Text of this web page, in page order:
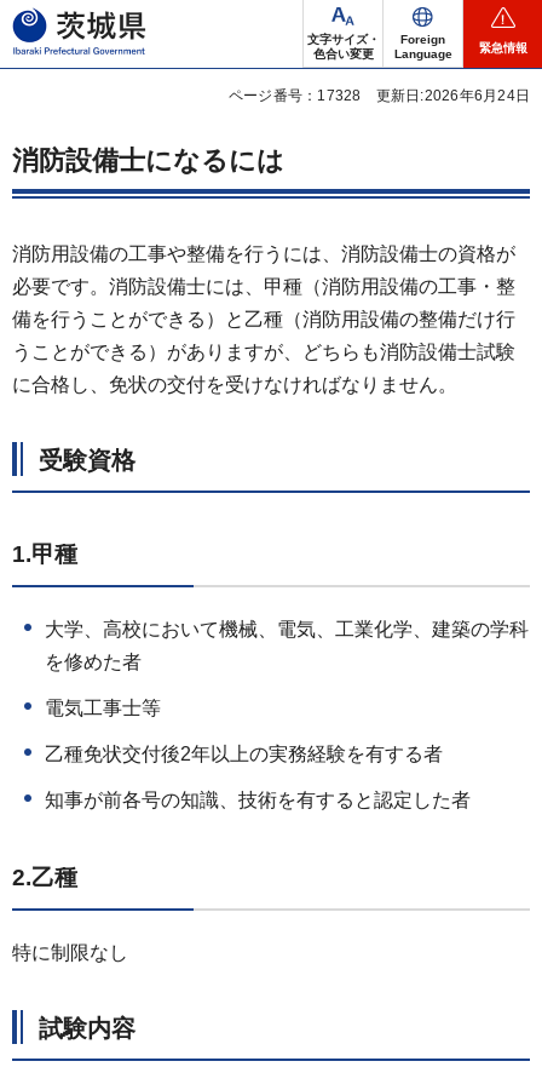
茨城県
文字サイズ・
色合い変更
Foreign
Language
緊急情報
ページ番号：17328 更新日:2026年6月24日
消防設備士になるには
消防用設備の工事や整備を行うには、消防設備士の資格が
必要です。消防設備士には、甲種（消防用設備の工事・整
備を行うことができる）と乙種（消防用設備の整備だけ行
うことができる）がありますが、どちらも消防設備士試験
に合格し、免状の交付を受けなければなりません。
受験資格
1.甲種
大学、高校において機械、電気、工業化学、建築の学科
を修めた者
電気工事士等
乙種免状交付後2年以上の実務経験を有する者
知事が前各号の知識、技術を有すると認定した者
2.乙種
特に制限なし
試験内容